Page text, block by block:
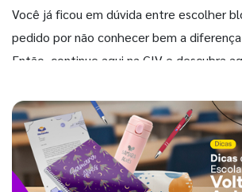
Você já ficou em dúvida entre escolher
pedido por não conhecer bem a
Então, continue aqui na GIV e descubra